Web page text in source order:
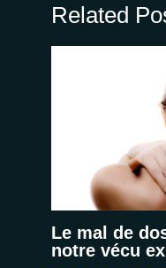
Related
Le mal de
notre vécu